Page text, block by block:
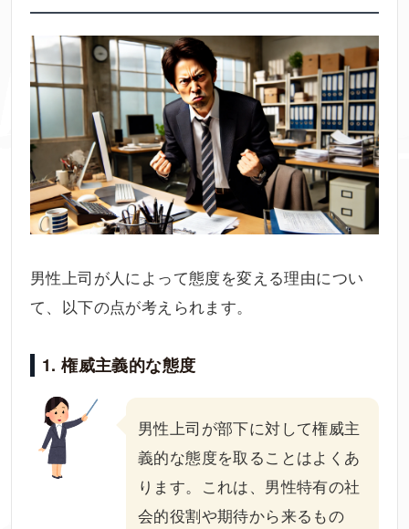
男性上司が人によって態度を変える理由につい
て、以下の点が考えられます。
1. 権威主義的な態度
男性上司が部下に対して権威主
義的な態度を取ることはよくあ
ります。これは、男性特有の社
会的役割や期待から来るもの